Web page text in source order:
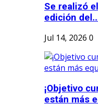
Se realizó
edición
Jul 14, 2026 0
¡Objetivo
están más